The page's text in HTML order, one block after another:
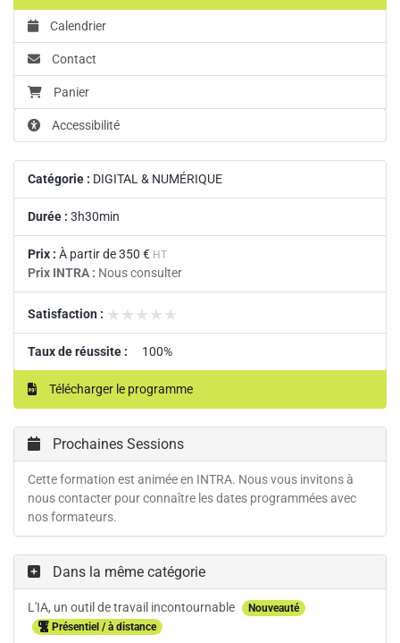
Calendrier
Contact
Panier
Accessibilité
Catégorie : DIGITAL & NUMÉRIQUE
Durée : 3h30min
Prix : À partir de350 € HT
Prix INTRA : Nous consulter
Satisfaction : ★★★★★
★★★★★
Taux de réussite : 100%
Télécharger le programme
Prochaines Sessions
Cette formation est animée en INTRA. Nous vous invitons à
nous contacter pour connaître les dates programmées avec
nos formateurs.
Dans la même catégorie
L'IA, un outil de travail incontournable
Nouveauté
Présentiel / à distance